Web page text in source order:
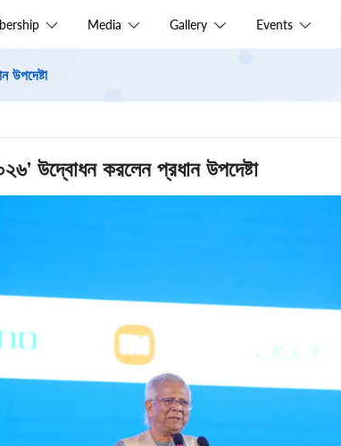
Media Gallery Events
উপদেষ্টা
উদ্বোধন করলেন প্রধান উপদেষ্টা